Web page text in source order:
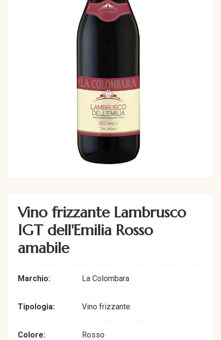
Vino frizzante Lambrusco
IGT dell'Emilia Rosso
amabile
Marchio: La Colombara
Tipologia: Vino frizzante
Colore: Rosso